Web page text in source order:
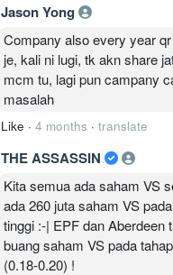
Jason Yong
Company also every year
je, kali ni lugi, tk akn share
mcm tu, lagi pun campany
masalah
Like · 4 months · translate
THE ASSASSIN
Kita semua ada saham VS
ada 260 juta saham VS
tinggi :-| EPF dan Aberdeen
buang saham VS pada
(0.18-0.20) !